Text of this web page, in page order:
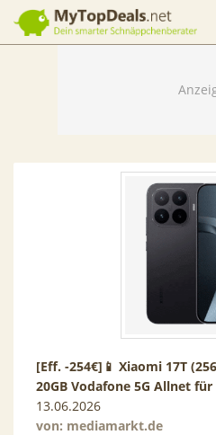
Dein smarter Schnäppchenberater
[Eff. -254€]📱 Xiaomi 17T
20GB Vodafone 5G Allnet
13.06.2026
von: mediamarkt.de